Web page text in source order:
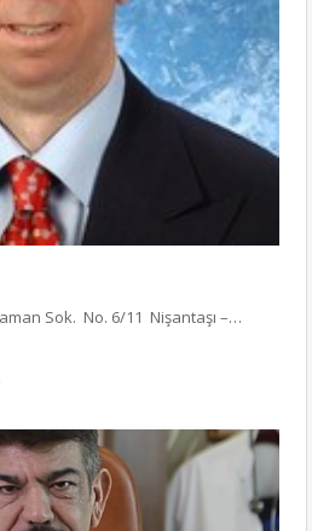
Sok. No. 6/11 Nişantaşı –…